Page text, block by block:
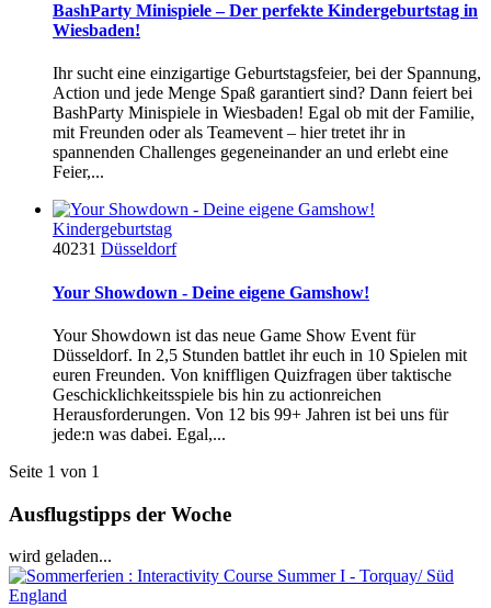
BashParty Minispiele – Der perfekte Kindergeburtstag in
Wiesbaden!
Ihr sucht eine einzigartige Geburtstagsfeier, bei der Spannung,
Action und jede Menge Spaß garantiert sind? Dann feiert bei
BashParty Minispiele in Wiesbaden! Egal ob mit der Familie,
mit Freunden oder als Teamevent – hier tretet ihr in
spannenden Challenges gegeneinander an und erlebt eine
Feier,...
Kindergeburtstag
40231 Düsseldorf
Your Showdown - Deine eigene Gamshow!
Your Showdown ist das neue Game Show Event für
Düsseldorf. In 2,5 Stunden battlet ihr euch in 10 Spielen mit
euren Freunden. Von kniffligen Quizfragen über taktische
Geschicklichkeitsspiele bis hin zu actionreichen
Herausforderungen. Von 12 bis 99+ Jahren ist bei uns für
jede:n was dabei. Egal,...
Seite 1 von 1
Ausflugstipps der Woche
wird geladen...